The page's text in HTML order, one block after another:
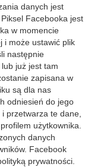
danych jest
Facebooka jest
w momencie
i może ustawić plik
następnie
już jest tam
zapisana w
są dla nas
odniesień do jego
przetwarza te dane,
użytkownika.
danych
Facebook
prywatności.